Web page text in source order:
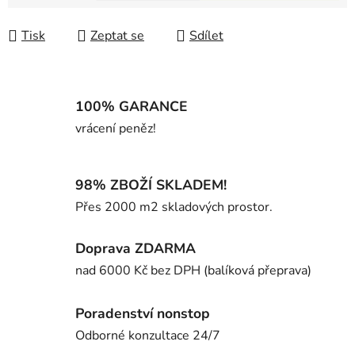
Tisk Zeptat se Sdílet
100% GARANCE
vrácení peněz!
98% ZBOŽÍ SKLADEM!
Přes 2000 m2 skladových prostor.
Doprava ZDARMA
nad 6000 Kč bez DPH (balíková přeprava)
Poradenství nonstop
Odborné konzultace 24/7